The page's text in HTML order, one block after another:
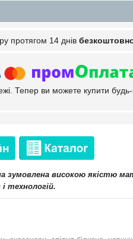
протягом 14 днів
Тепер ви можете купити
зумовлена високою якістю
технологій.